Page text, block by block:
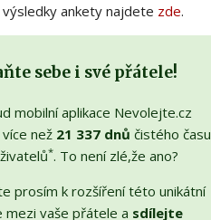
ankety najdete zde.
sebe i své přátele!
mobilní aplikace Nevolejte.cz
než 21 337 dnů čistého času
*. To není zlé,že ano?
prosím k rozšíření této unikátní
mezi vaše přátele a sdílejte